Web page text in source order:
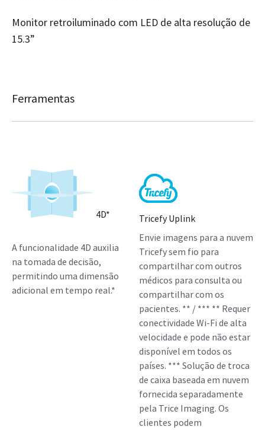
Monitor retroiluminado com LED de alta resolução de
15.3”
Ferramentas
4D*
A funcionalidade 4D auxilia
na tomada de decisão,
permitindo uma dimensão
adicional em tempo real.*
Tricefy Uplink
Envie imagens para a nuvem
Tricefy sem fio para
compartilhar com outros
médicos para consulta ou
compartilhar com os
pacientes. ** / *** ** Requer
conectividade Wi-Fi de alta
velocidade e pode não estar
disponível em todos os
países. *** Solução de troca
de caixa baseada em nuvem
fornecida separadamente
pela Trice Imaging. Os
clientes podem